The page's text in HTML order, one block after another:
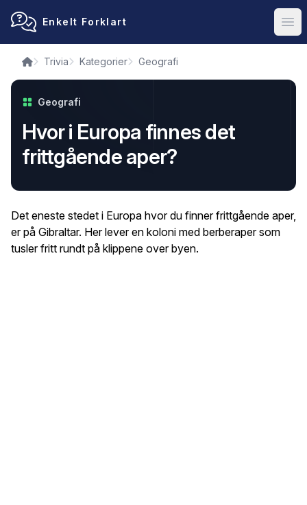
Enkelt Forklart
Trivia Kategorier Geografi
Geografi
Hvor i Europa finnes det
frittgående aper?
Det eneste stedet i Europa hvor du finner frittgående aper,
er på Gibraltar. Her lever en koloni med berberaper som
tusler fritt rundt på klippene over byen.